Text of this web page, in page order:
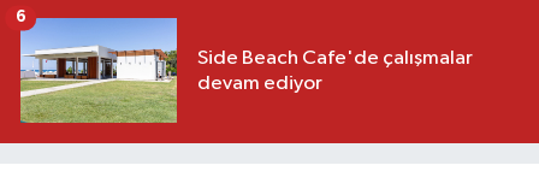
Side Beach Cafe'de çalışmalar
devam ediyor
6